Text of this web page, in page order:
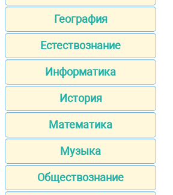
География
Естествознание
Информатика
История
Математика
Музыка
Обществознание